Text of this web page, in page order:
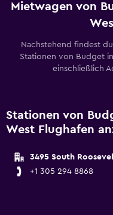
Mietwagen von
Nachstehend findest
Stationen von Budget
einschließlich
Stationen von
West Flughafen
3495 South
+1 305 294 8868